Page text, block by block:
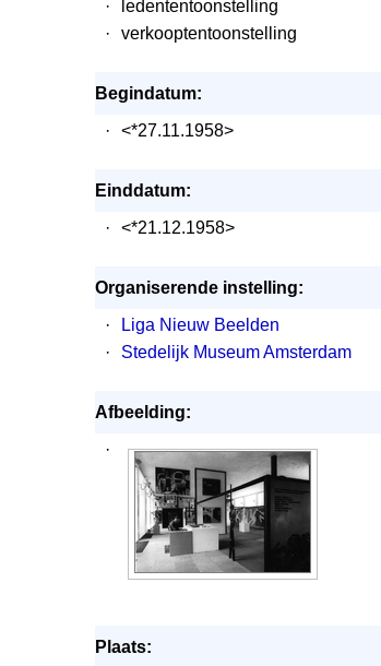
·
ledententoonstelling
·
verkooptentoonstelling
Begindatum:
·
<*27.11.1958>
Einddatum:
·
<*21.12.1958>
Organiserende instelling:
·
Liga Nieuw Beelden
·
Stedelijk Museum Amsterdam
Afbeelding:
·
Plaats: